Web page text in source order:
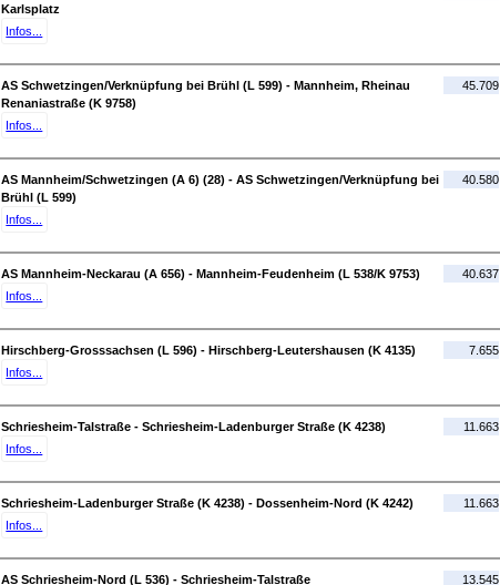
Karlsplatz
Infos...
AS Schwetzingen/Verknüpfung bei Brühl (L 599) - Mannheim, Rheinau
Renaniastraße (K 9758)
Infos...
45.709
AS Mannheim/Schwetzingen (A 6) (28) - AS Schwetzingen/Verknüpfung bei
Brühl (L 599)
Infos...
40.580
AS Mannheim-Neckarau (A 656) - Mannheim-Feudenheim (L 538/K 9753)
Infos...
40.637
Hirschberg-Grosssachsen (L 596) - Hirschberg-Leutershausen (K 4135)
Infos...
7.655
Schriesheim-Talstraße - Schriesheim-Ladenburger Straße (K 4238)
Infos...
11.663
Schriesheim-Ladenburger Straße (K 4238) - Dossenheim-Nord (K 4242)
Infos...
11.663
AS Schriesheim-Nord (L 536) - Schriesheim-Talstraße
13.545